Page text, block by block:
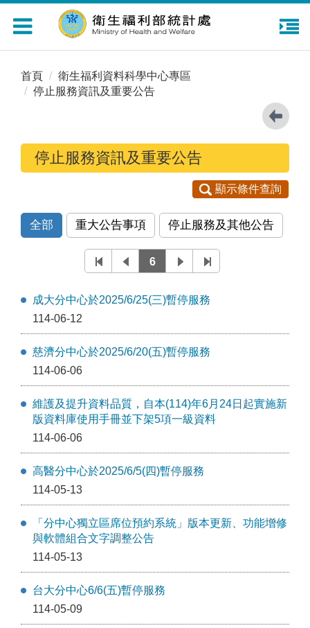
Toggle
navigation
首頁
衛生福利資料科學中心專區
停止服務資訊及重要公告
停止服務資訊及重要公告
顯示條件查詢
全部 重大公告事項 停止服務及其他公告
6
成大分中心於2025/6/25(三)暫停服務
114-06-12
慈濟分中心於2025/6/20(五)暫停服務
114-06-06
維護及提升資料品質，自本(114)年6月24日起實施新
版資料庫使用手冊並下架5項一級資料
114-06-06
高醫分中心於2025/6/5(四)暫停服務
114-05-13
「分中心獨立區席位預約系統」版本更新、功能增修
與軟體組合文字調整公告
114-05-13
台大分中心6/6(五)暫停服務
114-05-09